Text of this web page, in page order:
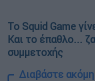
To Squid Game
Και το έπαθλο...
συμμετοχής
Διαβάστε ακόμη